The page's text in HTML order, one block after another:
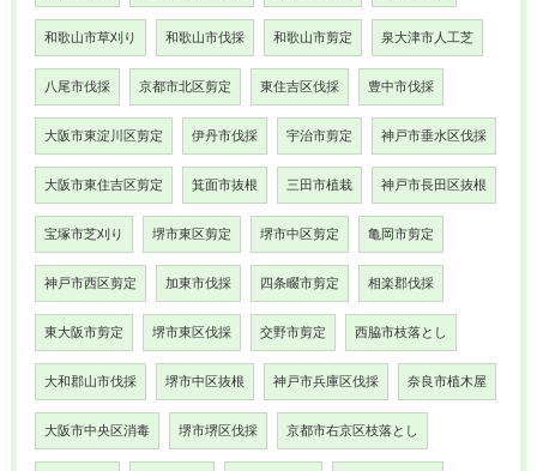
和歌山市草刈り 和歌山市伐採 和歌山市剪定 泉大津市人工芝
八尾市伐採 京都市北区剪定 東住吉区伐採 豊中市伐採
大阪市東淀川区剪定 伊丹市伐採 宇治市剪定 神戸市垂水区伐採
大阪市東住吉区剪定 箕面市抜根 三田市植栽 神戸市長田区抜根
宝塚市芝刈り 堺市東区剪定 堺市中区剪定 亀岡市剪定
神戸市西区剪定 加東市伐採 四条畷市剪定 相楽郡伐採
東大阪市剪定 堺市東区伐採 交野市剪定 西脇市枝落とし
大和郡山市伐採 堺市中区抜根 神戸市兵庫区伐採 奈良市植木屋
大阪市中央区消毒 堺市堺区伐採 京都市右京区枝落とし